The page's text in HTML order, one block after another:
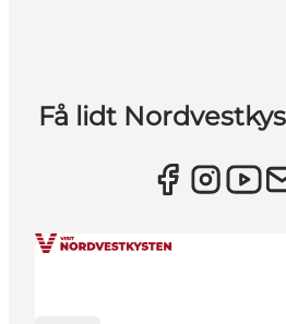
Få lidt